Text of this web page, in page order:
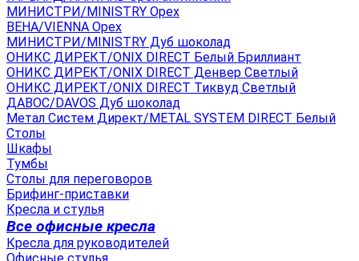
МИНИСТРИ/MINISTRY Орех
ВЕНА/VIENNA Орех
МИНИСТРИ/MINISTRY Дуб шоколад
ОНИКС ДИРЕКТ/ONIX DIRECT Белый Бриллиант
ОНИКС ДИРЕКТ/ONIX DIRECT Денвер Светлый
ОНИКС ДИРЕКТ/ONIX DIRECT Тиквуд Светлый
ДАВОС/DAVOS Дуб шоколад
Метал Систем Директ/METAL SYSTEM DIRECT Белый
Столы
Шкафы
Тумбы
Столы для переговоров
Брифинг-приставки
Кресла и стулья
Все офисные кресла
Кресла для руководителей